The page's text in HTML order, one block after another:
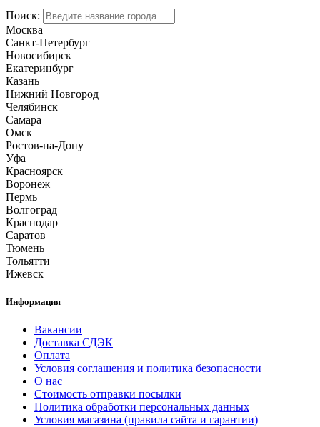
Поиск:
Москва
Санкт-Петербург
Новосибирск
Екатеринбург
Казань
Нижний Новгород
Челябинск
Самара
Омск
Ростов-на-Дону
Уфа
Красноярск
Воронеж
Пермь
Волгоград
Краснодар
Саратов
Тюмень
Тольятти
Ижевск
Информация
Вакансии
Доставка СДЭК
Оплата
Условия соглашения и политика безопасности
О нас
Стоимость отправки посылки
Политика обработки персональных данных
Условия магазина (правила сайта и гарантии)